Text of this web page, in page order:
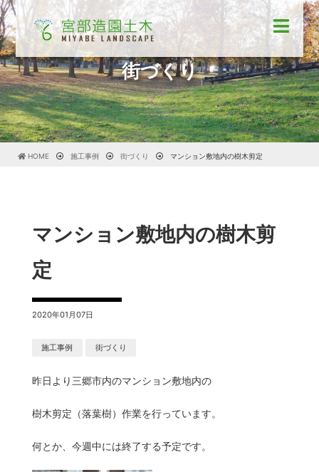
街づくり
HOME 施工事例 街づくり マンション敷地内の樹木剪定
マンション敷地内の樹木剪
定
2020年01月07日
施工事例 街づくり
昨日より三郷市内のマンション敷地内の
樹木剪定（落葉樹）作業を行っています。
何とか、今週中には終了する予定です。